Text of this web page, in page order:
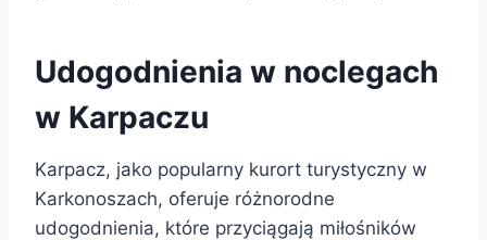
Udogodnienia w noclegach
w Karpaczu
Karpacz, jako popularny kurort turystyczny w
Karkonoszach, oferuje różnorodne
udogodnienia, które przyciągają miłośników